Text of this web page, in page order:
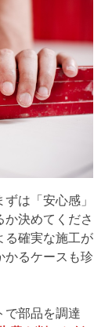
は「安心感」
決めてくださ
る確実な施工が
かるケースも珍
で部品を調達